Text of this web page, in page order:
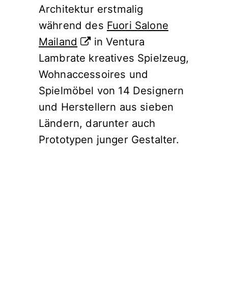
Architektur erstmalig
während des Fuori Salone
Mailand
in Ventura
Lambrate kreatives Spielzeug,
Wohnaccessoires und
Spielmöbel von 14 Designern
und Herstellern aus sieben
Ländern, darunter auch
Prototypen junger Gestalter.